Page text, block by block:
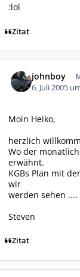
:lol
Zitat
johnboy
6. Juli 2005
Moin Heiko,
herzlich
Wo der
erwähnt.
KGBs Plan mit
wir
werden sehen
Steven
Zitat